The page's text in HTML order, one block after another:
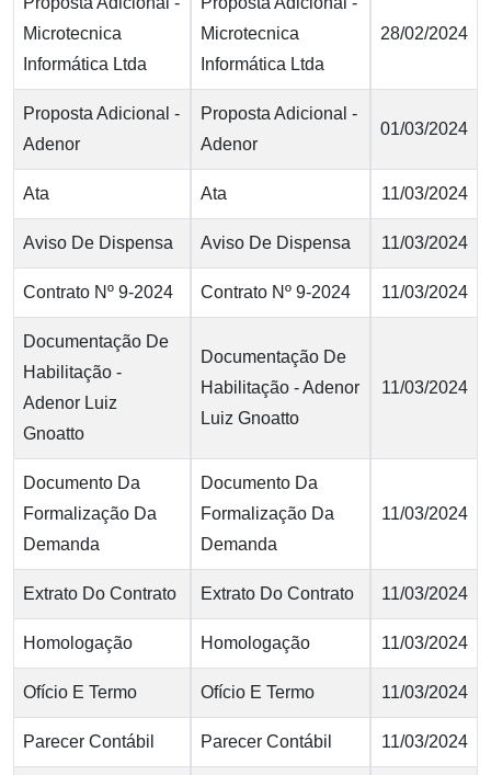
Microtecnica
Informática Ltda
Microtecnica
Informática Ltda
28/02/2024
Proposta Adicional -
Adenor
Proposta Adicional -
Adenor
01/03/2024
Ata Ata 11/03/2024
Aviso De Dispensa Aviso De Dispensa 11/03/2024
Contrato Nº 9-2024 Contrato Nº 9-2024 11/03/2024
Documentação De
Habilitação -
Adenor Luiz
Gnoatto
Documentação De
Habilitação - Adenor
Luiz Gnoatto
11/03/2024
Documento Da
Formalização Da
Demanda
Documento Da
Formalização Da
Demanda
11/03/2024
Extrato Do Contrato Extrato Do Contrato 11/03/2024
Homologação Homologação 11/03/2024
Ofício E Termo Ofício E Termo 11/03/2024
Parecer Contábil Parecer Contábil 11/03/2024